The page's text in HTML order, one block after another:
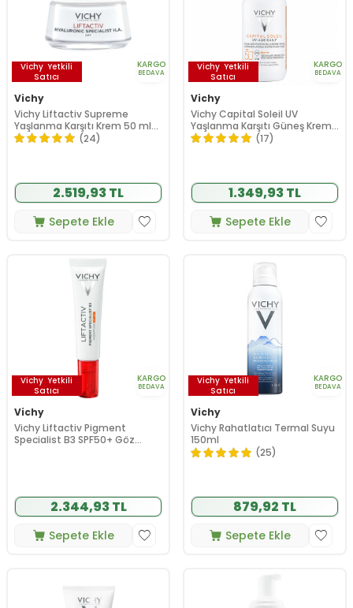
Vichy Yetkili
Satıcı
KARGO
BEDAVA
Vichy
Vichy Liftactiv Supreme
Yaşlanma Karşıtı Krem 50 ml
Normal ve Karma Ciltler
(24)
2.519,93 TL
Sepete Ekle
Vichy Yetkili
Satıcı
KARGO
BEDAVA
Vichy
Vichy Capital Soleil UV
Yaşlanma Karşıtı Güneş Kremi
SPF 50 40 ml - Renkli
(17)
1.349,93 TL
Sepete Ekle
Vichy Yetkili
Satıcı
KARGO
BEDAVA
Vichy
Vichy Liftactiv Pigment
Specialist B3 SPF50+ Göz
2.344,93 TL
Sepete Ekle
Vichy Yetkili
Satıcı
KARGO
BEDAVA
Vichy
Vichy Rahatlatıcı Termal Suyu
150ml
(25)
879,92 TL
Sepete Ekle